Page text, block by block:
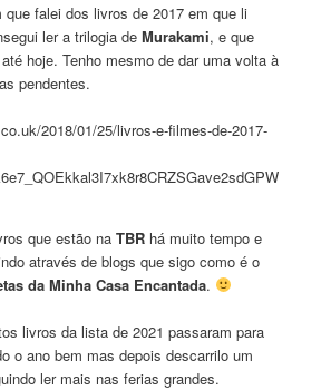
que falei dos livros de 2017 em que li
ler a trilogia deMurakami, e que
hoje. Tenho mesmo de dar uma volta à
pendentes.
2018/01/25/livros-e-filmes-de-2017-
que estão naTBR há muito tempo e
através de blogs que sigo como é o
da Minha Casa Encantada.
livros da lista de 2021 passaram para
o ano bem mas depois descarrilo um
ler mais nas ferias grandes.